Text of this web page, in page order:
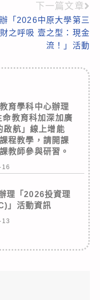
下一篇文章
「2026中原大學第三
之呼吸 壹之型：現金
流！」活動
育學科中心辦理
教育科加深加廣
啟航」線上增能
程教學，請開課
教師參與研習。
理「2026投資理
」活動資訊